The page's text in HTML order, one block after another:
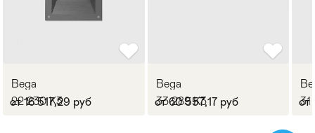
Bega
22 230 K3
от 16 517,29 руб
Bega
33 289 K3
от 60 557,17 руб
31
от